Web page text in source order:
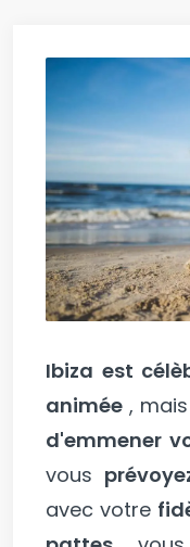
Ibiza est
animée ,
d'emmener
vous
avec votre